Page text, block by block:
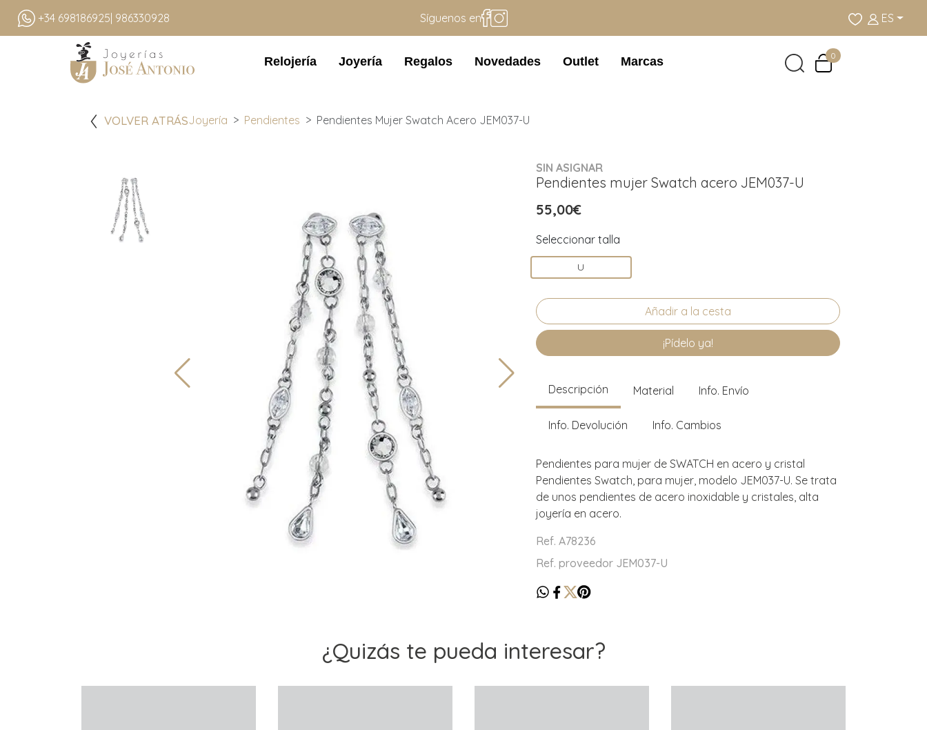
+34 698186925 | 986330928 Síguenos en ES
Relojería Joyería Regalos Novedades Outlet Marcas 0
VOLVER ATRÁSJoyería Pendientes Pendientes Mujer Swatch Acero JEM037-U
SIN ASIGNAR
Pendientes mujer Swatch acero JEM037-U
55,00€
Seleccionar talla
U
¡Pídelo ya!
Descripción Material Info. Envío
Info. Devolución Info. Cambios
Pendientes para mujer de SWATCH en acero y cristal
Pendientes Swatch, para mujer, modelo JEM037-U. Se trata
de unos pendientes de acero inoxidable y cristales, alta
joyería en acero.
Ref. A78236
Ref. proveedor JEM037-U
¿Quizás te pueda interesar?